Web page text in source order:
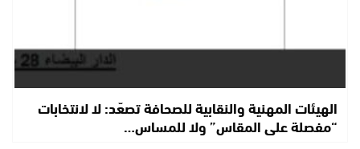
الهيئات المهنية والنقابية للصحافة تصعّد: لا لانتخابات
“مفصلة على المقاس” ولا للمساس…